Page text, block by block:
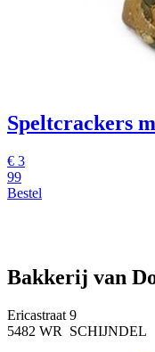
Speltcrackers
€ 3
99
Bestel
Bakkerij van
Ericastraat 9
5482 WR SCHIJNDEL